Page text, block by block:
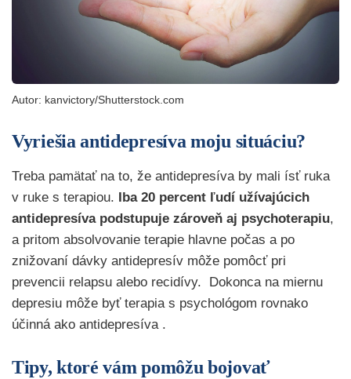
Autor: kanvictory/Shutterstock.com
Vyriešia antidepresíva moju situáciu?
Treba pamätať na to, že antidepresíva by mali ísť ruka
v ruke s terapiou.
Iba 20 percent ľudí užívajúcich
antidepresíva podstupuje zároveň aj psychoterapiu,
a pritom absolvovanie terapie hlavne počas a po
znižovaní dávky antidepresív môže pomôcť pri
prevencii relapsu alebo recidívy. Dokonca na miernu
depresiu môže byť terapia s psychológom rovnako
účinná ako antidepresíva .
Tipy, ktoré vám pomôžu bojovať